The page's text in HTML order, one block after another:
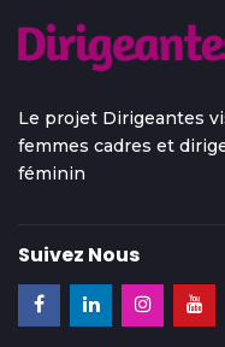
Le projet Dirigeantes
femmes cadres et
féminin
Suivez Nous